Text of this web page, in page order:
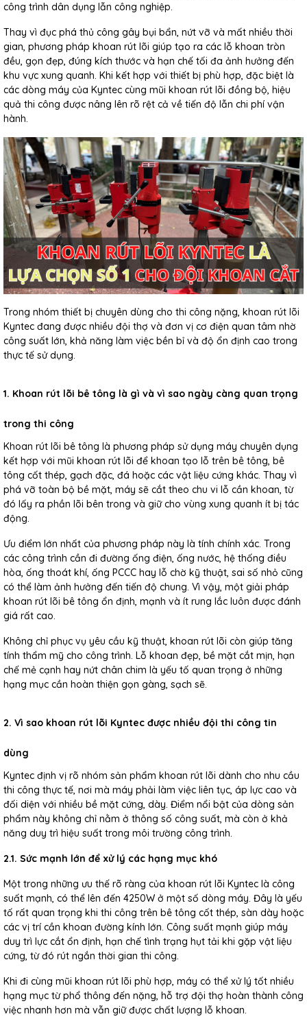
công trình dân dụng lẫn công nghiệp.
Thay vì đục phá thủ công gây bụi bẩn, nứt vỡ và mất nhiều thời
gian, phương pháp khoan rút lõi giúp tạo ra các lỗ khoan tròn
đều, gọn đẹp, đúng kích thước và hạn chế tối đa ảnh hưởng đến
khu vực xung quanh. Khi kết hợp với thiết bị phù hợp, đặc biệt là
các dòng máy của Kyntec cùng mũi khoan rút lõi đồng bộ, hiệu
quả thi công được nâng lên rõ rệt cả về tiến độ lẫn chi phí vận
hành.
Trong nhóm thiết bị chuyên dùng cho thi công nặng, khoan rút lõi
Kyntec đang được nhiều đội thợ và đơn vị cơ điện quan tâm nhờ
công suất lớn, khả năng làm việc bền bỉ và độ ổn định cao trong
thực tế sử dụng.
1. Khoan rút lõi bê tông là gì và vì sao ngày càng quan trọng
trong thi công
Khoan rút lõi bê tông là phương pháp sử dụng máy chuyên dụng
kết hợp với mũi khoan rút lõi để khoan tạo lỗ trên bê tông, bê
tông cốt thép, gạch đặc, đá hoặc các vật liệu cứng khác. Thay vì
phá vỡ toàn bộ bề mặt, máy sẽ cắt theo chu vi lỗ cần khoan, từ
đó lấy ra phần lõi bên trong và giữ cho vùng xung quanh ít bị tác
động.
Ưu điểm lớn nhất của phương pháp này là tính chính xác. Trong
các công trình cần đi đường ống điện, ống nước, hệ thống điều
hòa, ống thoát khí, ống PCCC hay lỗ chờ kỹ thuật, sai số nhỏ cũng
có thể làm ảnh hưởng đến tiến độ chung. Vì vậy, một giải pháp
khoan rút lõi bê tông ổn định, mạnh và ít rung lắc luôn được đánh
giá rất cao.
Không chỉ phục vụ yêu cầu kỹ thuật, khoan rút lõi còn giúp tăng
tính thẩm mỹ cho công trình. Lỗ khoan đẹp, bề mặt cắt mịn, hạn
chế mẻ cạnh hay nứt chân chim là yếu tố quan trọng ở những
hạng mục cần hoàn thiện gọn gàng, sạch sẽ.
2. Vì sao khoan rút lõi Kyntec được nhiều đội thi công tin
dùng
Kyntec định vị rõ nhóm sản phẩm khoan rút lõi dành cho nhu cầu
thi công thực tế, nơi mà máy phải làm việc liên tục, áp lực cao và
đối diện với nhiều bề mặt cứng, dày. Điểm nổi bật của dòng sản
phẩm này không chỉ nằm ở thông số công suất, mà còn ở khả
năng duy trì hiệu suất trong môi trường công trình.
2.1. Sức mạnh lớn để xử lý các hạng mục khó
Một trong những ưu thế rõ ràng của khoan rút lõi Kyntec là công
suất mạnh, có thể lên đến 4250W ở một số dòng máy. Đây là yếu
tố rất quan trọng khi thi công trên bê tông cốt thép, sàn dày hoặc
các vị trí cần khoan đường kính lớn. Công suất mạnh giúp máy
duy trì lực cắt ổn định, hạn chế tình trạng hụt tải khi gặp vật liệu
cứng, từ đó rút ngắn thời gian thi công.
Khi đi cùng mũi khoan rút lõi phù hợp, máy có thể xử lý tốt nhiều
hạng mục từ phổ thông đến nặng, hỗ trợ đội thợ hoàn thành công
việc nhanh hơn mà vẫn giữ được chất lượng lỗ khoan.